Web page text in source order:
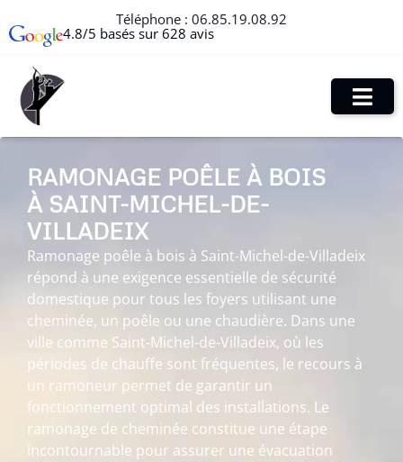
Téléphone : 06.85.19.08.92
4.8/5 basés sur 628 avis
RAMONAGE POÊLE À BOIS
À SAINT-MICHEL-DE-
VILLADEIX
Ramonage poêle à bois à Saint-Michel-de-Villadeix
répond à une exigence essentielle de sécurité
domestique pour tous les foyers utilisant une
cheminée, un poêle ou une chaudière. Dans une
ville comme Saint-Michel-de-Villadeix, où les
périodes de chauffe sont fréquentes, le recours à
un ramoneur permet de garantir un
fonctionnement optimal des installations. Le
ramonage de cheminée constitue une étape
incontournable pour assurer une évacuation